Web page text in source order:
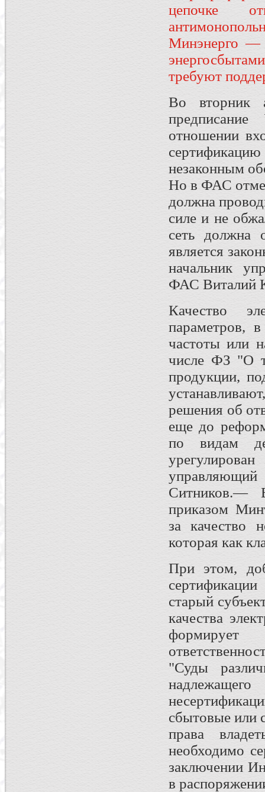
цепочке
Минэнерго —
требуют
Во вторник
отношении
незаконным
Но в ФАС
должна
силе и не
сеть должна
является
начальник
ФАС Виталий
Качество
параметров,
частоты или
числе ФЗ "О
продукции,
решения об
еще до
по видам
Ситников.—
приказом
за качество
которая как
При этом,
старый
качества
формирует
"Суды
сбытовые или
права
необходимо
заключении
в